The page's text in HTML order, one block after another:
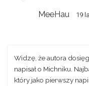
MeeHau 19
Widzę, że autora
napisał o Michniku.
który jako pierwszy